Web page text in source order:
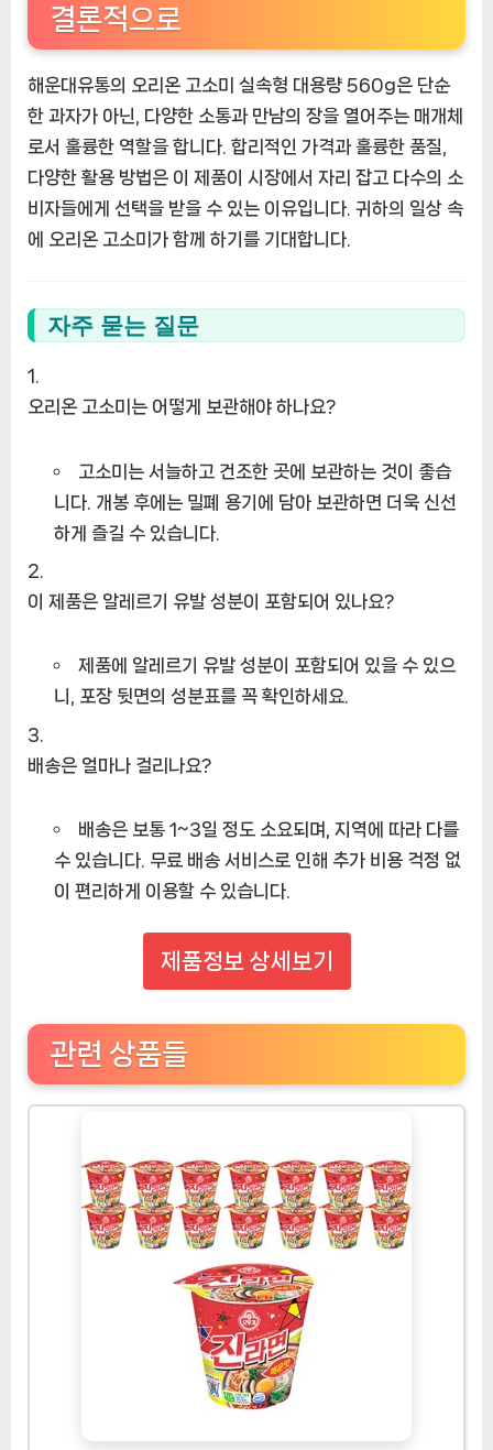
결론적으로
해운대유통의 오리온 고소미 실속형 대용량 560g은 단순
한 과자가 아닌, 다양한 소통과 만남의 장을 열어주는 매개체
로서 훌륭한 역할을 합니다. 합리적인 가격과 훌륭한 품질,
다양한 활용 방법은 이 제품이 시장에서 자리 잡고 다수의 소
비자들에게 선택을 받을 수 있는 이유입니다. 귀하의 일상 속
에 오리온 고소미가 함께 하기를 기대합니다.
자주 묻는 질문
오리온 고소미는 어떻게 보관해야 하나요?
고소미는 서늘하고 건조한 곳에 보관하는 것이 좋습
니다. 개봉 후에는 밀폐 용기에 담아 보관하면 더욱 신선
하게 즐길 수 있습니다.
이 제품은 알레르기 유발 성분이 포함되어 있나요?
제품에 알레르기 유발 성분이 포함되어 있을 수 있으
니, 포장 뒷면의 성분표를 꼭 확인하세요.
배송은 얼마나 걸리나요?
배송은 보통 1~3일 정도 소요되며, 지역에 따라 다를
수 있습니다. 무료 배송 서비스로 인해 추가 비용 걱정 없
이 편리하게 이용할 수 있습니다.
제품정보 상세보기
관련 상품들